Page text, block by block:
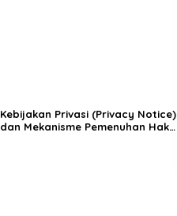
Kebijakan Privasi (Privacy Notice)
dan Mekanisme Pemenuhan Hak